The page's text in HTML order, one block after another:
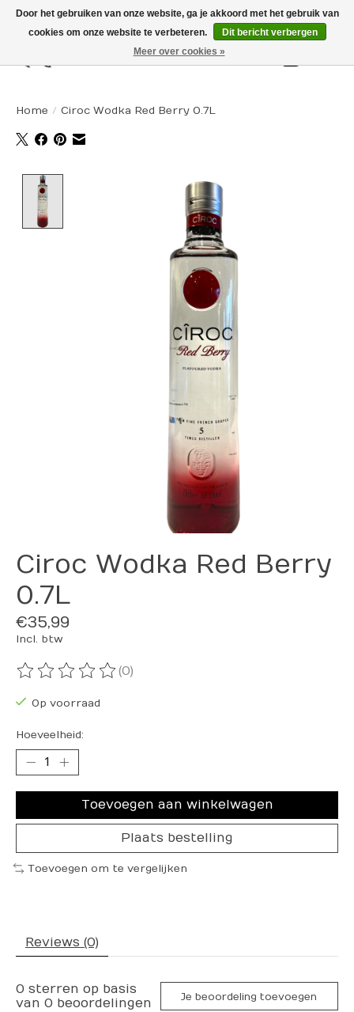
Home / Ciroc Wodka Red Berry 0.7L
Product image slideshow Items
Ciroc Wodka Red Berry
0.7L
€35,99
Incl. btw
De beoordeling van dit product is
(0)
Op voorraad
Hoeveelheid:
Toevoegen aan winkelwagen
Plaats bestelling
Toevoegen om te vergelijken
Reviews (0)
0 sterren op basis
van 0 beoordelingen Je beoordeling toevoegen
Door het gebruiken van onze website, ga je akkoord met het gebruik van
cookies om onze website te verbeteren.
Dit bericht verbergen
Meer over cookies »